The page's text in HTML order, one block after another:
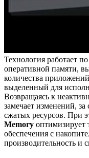
Технология работает
оперативной памяти,
количества
выделенный для
Возвращаясь к
замечает изменений,
сжатых ресурсов. При
Memory оптимизирует
обеспечения с
производительность и